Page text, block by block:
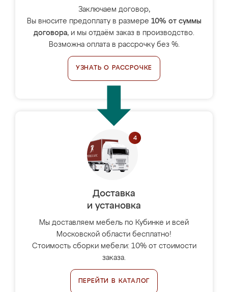
Заключаем договор,
Вы вносите предоплату в размере 10% от суммы
договора, и мы отдаём заказ в производство.
Возможна оплата в рассрочку без %.
УЗНАТЬ О РАССРОЧКЕ
Доставка
и установка
Мы доставляем мебель по Кубинке и всей
Московской области бесплатно!
Стоимость сборки мебели: 10% от стоимости
заказа.
ПЕРЕЙТИ В КАТАЛОГ